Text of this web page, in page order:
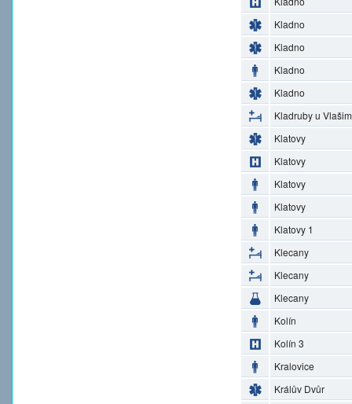
Kladno
Kladno
Kladno
Kladno
Kladruby u
Klatovy
Klatovy
Klatovy
Klatovy
Klatovy 1
Klecany
Klecany
Klecany
Kolín
Kolín 3
Kralovice
Králův Dvůr